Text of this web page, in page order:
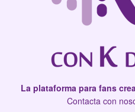
La plataforma para fans
Contacta con